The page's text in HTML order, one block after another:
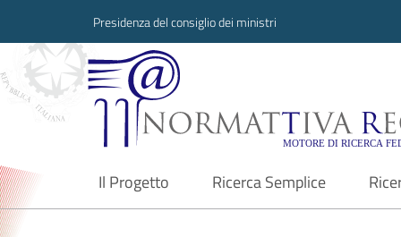
Presidenza del consiglio dei ministri
Normattiva
Il Progetto
current Ricerca Semplice